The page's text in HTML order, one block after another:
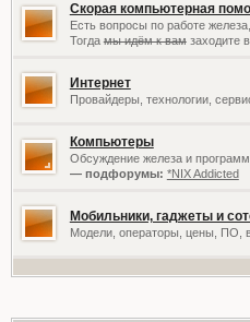
Скорая компьютерная
Есть вопросы по работе
Тогдамы идём к вамзаходите
Интернет
Провайдеры, технологии,
Компьютеры
Обсуждение железа и
— подфорумы: *NIX Addicted
Мобильники, гаджеты и
Модели, операторы, цены, ПО,